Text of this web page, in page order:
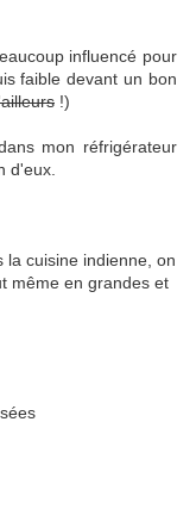
influencé pour
faible devant un bon
!)
mon réfrigérateur
d'eux.
la cuisine indienne, on
même en grandes et